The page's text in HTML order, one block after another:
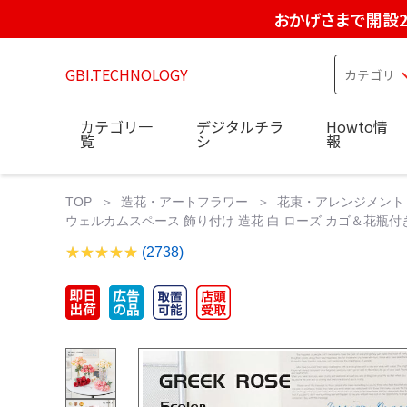
おかげさまで開設
GBI.TECHNOLOGY
カテゴリ一
覧
デジタルチラ
シ
Howto情
報
TOP 造花・アートフラワー
花束・アレンジメント
ウェルカムスペース 飾り付け 造花 白 ローズ カゴ＆花瓶
(2738)